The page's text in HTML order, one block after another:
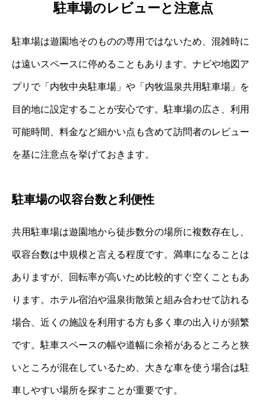
駐車場のレビューと注意点
駐車場は遊園地そのものの専用ではないため、混雑時に
は遠いスペースに停めることもあります。ナビや地図ア
プリで「内牧中央駐車場」や「内牧温泉共用駐車場」を
目的地に設定することが安心です。駐車場の広さ、利用
可能時間、料金など細かい点も含めて訪問者のレビュー
を基に注意点を挙げておきます。
駐車場の収容台数と利便性
共用駐車場は遊園地から徒歩数分の場所に複数存在し、
収容台数は中規模と言える程度です。満車になることは
ありますが、回転率が高いため比較的すぐ空くこともあ
ります。ホテル宿泊や温泉街散策と組み合わせて訪れる
場合、近くの施設を利用する方も多く車の出入りが頻繁
です。駐車スペースの幅や道幅に余裕があるところと狭
いところが混在しているため、大きな車を使う場合は駐
車しやすい場所を探すことが重要です。